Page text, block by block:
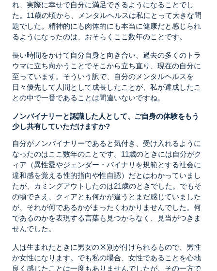
れ、実際に幸せで自分に満足できるようになることでし
た。11歳の頃から、メンタルヘルスは私にとって大きな問
題でした。精神的にも肉体的にも本当に健康だと感じられ
るようになったのは、おそらくここ数年のことです。
長い時間をかけて自分自身と向き合い、過去の多くのトラ
ウマに立ち向かうことでそこから立ち直り、現在の自分に
至っています。そういう訳で、自分のメンタルヘルスを
日々優先して人間として成長したことが、私が達成したこ
との中で一番であることは間違いないですね。
ノンバイナリーと認識した人として、ご自身の体験をもう
少し共有していただけますか?
自分がノンバイナリーであると気付き、受け入れるように
なったのはここ数年のことです。11歳のときには自分がク
ィア（異性愛やジェンダー・バイナリを規範とする社会に
違和感を覚える性的指向や性自認）だとはわかっていまし
たが、カミングアウトしたのは21歳のときでした。でもそ
の頃でさえ、クィアとも何かが違うとまだ感じていました
が、それが何であるかがまったくわかりませんでした。何
であるのかを表現する言葉も見つからなく、見当がつきま
せんでした。
人は生まれたときに男女の区別が付けられるもので、男性
か女性になります。でも私の場合、女性であることを心地
良く感じたことは一度もありませんでしたが、その一方で